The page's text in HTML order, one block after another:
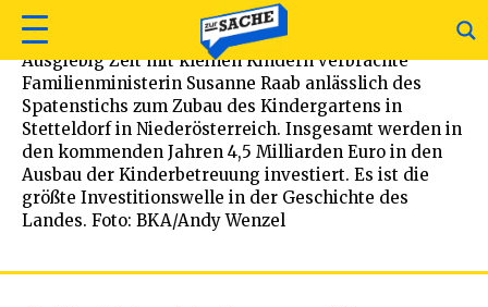
Ausgiebig Zeit mit kleinen Kindern verbrachte
Familienministerin Susanne Raab anlässlich des
Spatenstichs zum Zubau des Kindergartens in
Stetteldorf in Niederösterreich. Insgesamt werden in
den kommenden Jahren 4,5 Milliarden Euro in den
Ausbau der Kinderbetreuung investiert. Es ist die
größte Investitionswelle in der Geschichte des
Landes. Foto: BKA/Andy Wenzel